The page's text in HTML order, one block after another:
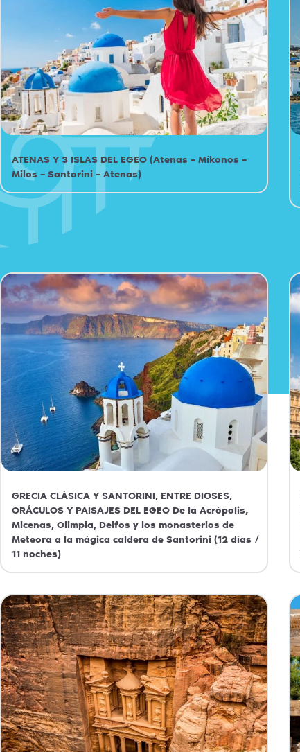
ATENAS Y 3 ISLAS DEL EGEO (Atenas – Míkonos –
Milos – Santorini – Atenas)
Grecia
GRECIA CLÁSICA Y SANTORINI, ENTRE DIOSES,
ORÁCULOS Y PAISAJES DEL EGEO De la Acrópolis,
Micenas, Olimpia, Delfos y los monasterios de
Meteora a la mágica caldera de Santorini (12 días /
11 noches)